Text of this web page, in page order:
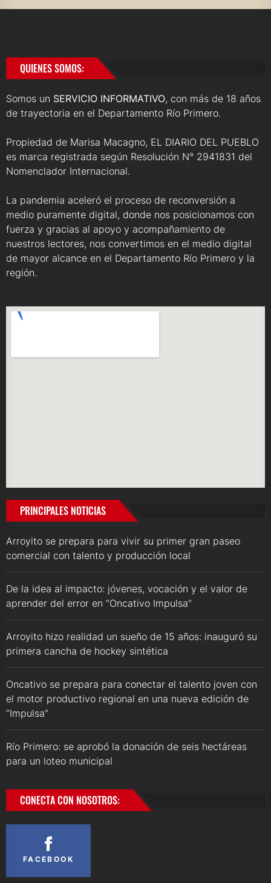
QUIENES SOMOS:
Somos un SERVICIO INFORMATIVO, con más de 18 años
de trayectoria en el Departamento Río Primero.
Propiedad de Marisa Macagno, EL DIARIO DEL PUEBLO
es marca registrada según Resolución N° 2941831 del
Nomenclador Internacional.
La pandemia aceleró el proceso de reconversión a
medio puramente digital, donde nos posicionamos con
fuerza y gracias al apoyo y acompañamiento de
nuestros lectores, nos convertimos en el medio digital
de mayor alcance en el Departamento Río Primero y la
región.
PRINCIPALES NOTICIAS
Arroyito se prepara para vivir su primer gran paseo
comercial con talento y producción local
De la idea al impacto: jóvenes, vocación y el valor de
aprender del error en “Oncativo Impulsa”
Arroyito hizo realidad un sueño de 15 años: inauguró su
primera cancha de hockey sintética
Oncativo se prepara para conectar el talento joven con
el motor productivo regional en una nueva edición de
“Impulsa”
Río Primero: se aprobó la donación de seis hectáreas
para un loteo municipal
CONECTA CON NOSOTROS:
FACEBOOK